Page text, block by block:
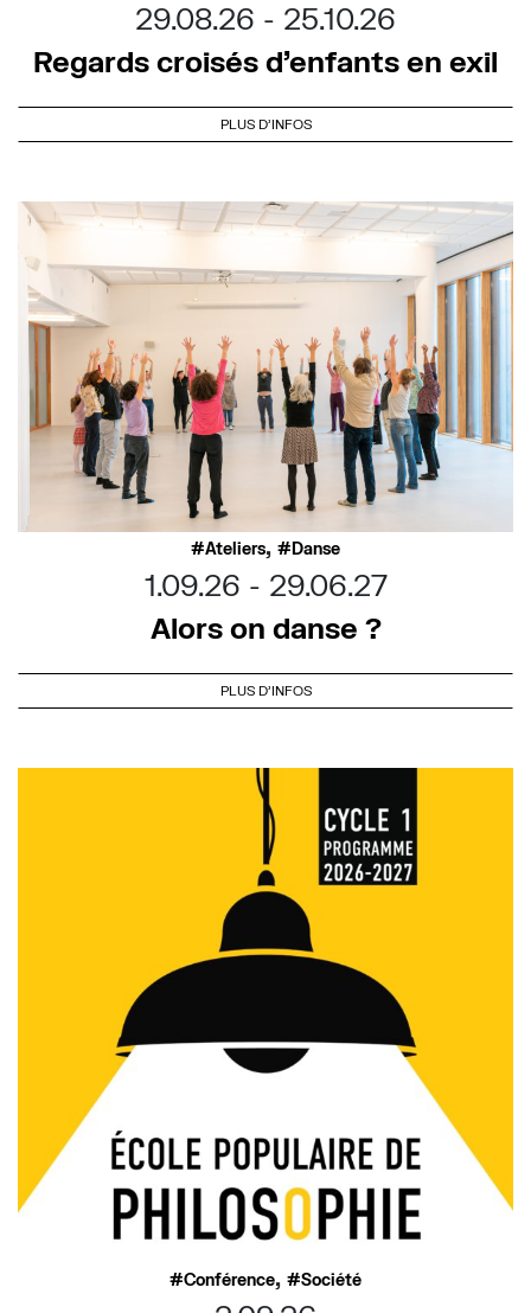
29.08.26
25.10.26
Regards croisés d’enfants en exil
PLUS D'INFOS
Ateliers, Danse
1.09.26
29.06.27
Alors on danse ?
PLUS D'INFOS
Conférence, Société